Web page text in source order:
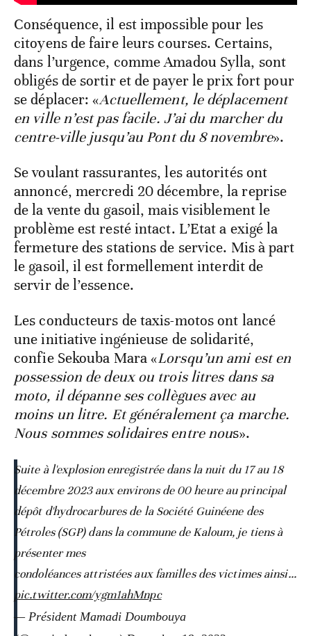
Conséquence, il est impossible pour les
citoyens de faire leurs courses. Certains,
dans l’urgence, comme Amadou Sylla, sont
obligés de sortir et de payer le prix fort pour
se déplacer: «Actuellement, le déplacement
en ville n’est pas facile. J’ai du marcher du
centre-ville jusqu’au Pont du 8 novembre».
Se voulant rassurantes, les autorités ont
annoncé, mercredi 20 décembre, la reprise
de la vente du gasoil, mais visiblement le
problème est resté intact. L’Etat a exigé la
fermeture des stations de service. Mis à part
le gasoil, il est formellement interdit de
servir de l’essence.
Les conducteurs de taxis-motos ont lancé
une initiative ingénieuse de solidarité,
confie Sekouba Mara «Lorsqu’un ami est en
possession de deux ou trois litres dans sa
moto, il dépanne ses collègues avec au
moins un litre. Et généralement ça marche.
Nous sommes solidaires entre nous».
Suite à l'explosion enregistrée dans la nuit du 17 au 18
décembre 2023 aux environs de 00 heure au principal
dépôt d'hydrocarbures de la Société Guinéene des
Pétroles (SGP) dans la commune de Kaloum, je tiens à
présenter mes
condoléances attristées aux familles des victimes ainsi…
pic.twitter.com/ygm1ahMnpc
— Président Mamadi Doumbouya